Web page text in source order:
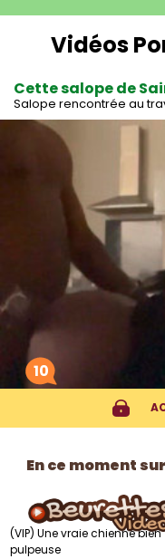
Vidéos
Cette salope de
Salope rencontrée au
10
En ce moment sur
(VIP) Une vraie chienne bien
pulpeuse